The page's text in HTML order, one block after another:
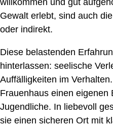
Gewalt erlebt, sind auch
oder indirekt.
Diese belastenden
hinterlassen: seelische
Auffälligkeiten im
Frauenhaus einen eigenen
Jugendliche. In liebevoll
sie einen sicheren Ort mit